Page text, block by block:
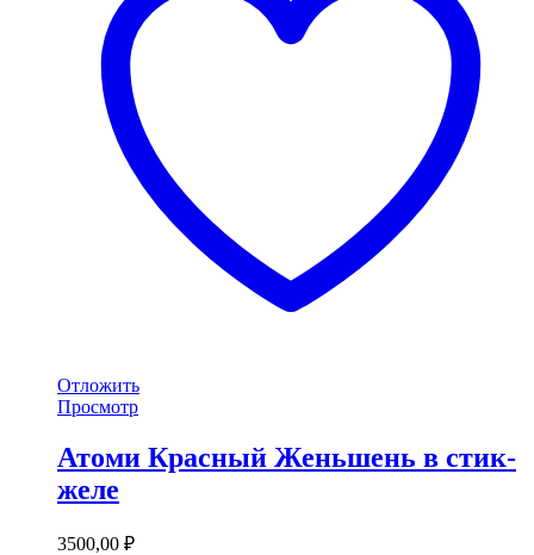
Отложить
Просмотр
Атоми Красный Женьшень в стик-
желе
3500,00 ₽